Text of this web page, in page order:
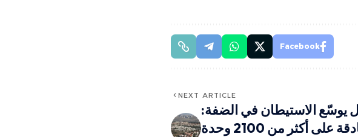
Facebook
NEXT ARTICLE
يوسّع الاستيطان في الضفة:
المصادقة على أكثر من 2100 وحدة